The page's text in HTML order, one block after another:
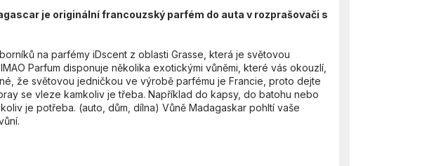
je originální francouzský parfém do auta v rozprašovači s
na parfémy iDscent z oblasti Grasse, která je světovou
Parfum disponuje několika exotickými vůněmi, které vás okouzlí,
že světovou jedničkou ve výrobě parfému je Francie, proto dejte
se vleze kamkoliv je třeba. Například do kapsy, do batohu nebo
je potřeba. (auto, dům, dílna) Vůně Madagaskar pohltí vaše